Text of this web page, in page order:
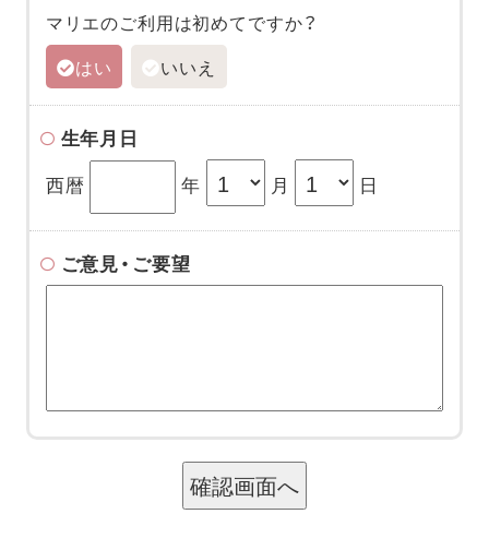
マリエのご利用は初めてですか？
はい
いいえ
生年月日
西暦
年 月 日
ご意見・ご要望